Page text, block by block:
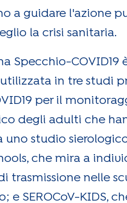
a guidare l'azione
la crisi sanitaria.
Specchio-COVID19
in tre studi
per il
degli adulti che
uno studio
che mira a
trasmissione nelle
e SEROCoV-KIDS,